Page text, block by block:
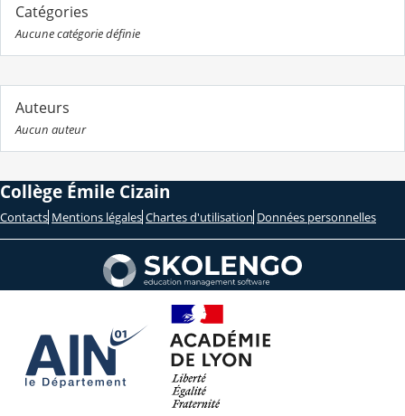
Catégories
Aucune catégorie définie
Auteurs
Aucun auteur
Collège Émile Cizain
Contacts Mentions légales Chartes d'utilisation Données personnelles